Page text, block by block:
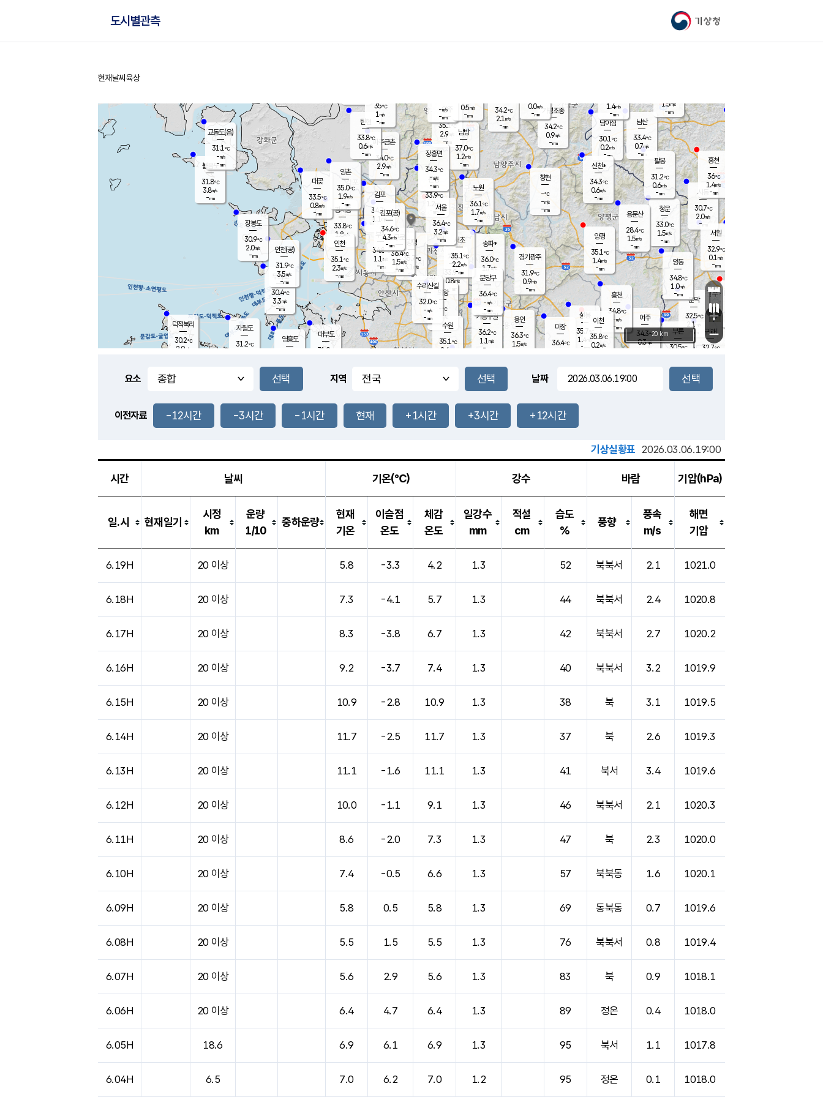
기상청
도시별관측
홈
현재날씨 육상
풍도
4.7m/s
문막
32.5℃
2.1m/s
mm
남이섬
30.1℃
0.2m/s
-mm
무의도
30.4℃
3.3m/s
-mm
영흥도
볼음도
31.8℃
3.8m/s
-mm
자월도
31.2℃
양주
35.1℃
2.9
-mm
부론
30.5℃
과천
33.9℃
0.8m/s
- mm
남산
33.4℃
0.7m/s
-mm
장봉도
30.9℃
2.0m/s
-mm
-mm
청운
33.0℃
1.5m/s
-mm
팔봉
31.2℃
0.6m/s
-mm
-mm
용인
36.3℃
1.5m/s
여주
34.3℃
0.3m/s
양동
34.8℃
1.0m/s
-mm
경기광주
31.9℃
0.9m/s
-mm
장호원
1.4m/s
-mm
32.8
℃
대부도
31.0
-
경서동
33.8℃
1.8 m/s
-mm
파주금촌
34.0℃
2.9m/s
-mm
가평조종
34.2℃
0.9m/s
-mm
34.2℃
2.1 m/s
-mm
대곶
33.5℃
0.8m/s
-mm
신천*
34.3℃
0.6m/s
-mm
창현
-℃
-m/s
-mm
탄현
33.8℃
0.6m/s
-mm
0.0m/s
-mm
37.3℃
0.2m/s
-mm
흥천
34.8℃
-m/s
-mm
마장
36.4℃
의왕
- ℃
m/s
mm
김포
34.7℃
1.1 m/s
mm
설봉
35.7
1.4 m/s
- mm
광명
35.7 ℃
3.1 m/s
-mm
부천
34.8℃
1.1 m/s
-mm
-mm
양촌
35.0℃
1.9m/s
-mm
구로
36.4℃
1.5m/s
-mm
은평
33.9℃
1.2 m/s
- mm
노원
36.1℃
1.7m/s
-mm
송파*
36.0℃
1.7m/s
-mm
서초
35.1℃
2.2m/s
-mm
남방
37.0℃
1.2m/s
-mm
기흥구갈
36.2℃
1.1 m/s
-
수리산길
32.0℃
-m/s
-mm
분당구
36.4℃
-m/s
-mm
장흥면
34.3℃
-m/s
-mm
-m/s
-mm
시동
30.7℃
2.0m/s
- mm
귀래
32.7℃
서원
32.9℃
0.1 m/s
-mm
용문산
28.4℃
1.5m/s
-mm
덕적북리
30.2℃
2.0m/s
인천(공)
31.9℃
3.5m/s
-mm
김포(공)
34.6℃
4.3m/s
-mm
교동도(음)
31.1℃
-m/s
-mm
홍천
36℃
1.4m/s
-mm
이천
35.8℃
0.2m/s
양평
35.1℃
1.4m/s
-mm
수원
35.1℃
2.6 m/s
인천
35.1℃
2.3m/s
-mm
서울
36.4℃
3.2m/s
-mm
1.5m/s
-mm
35℃
1 m/s
-mm
0.5m/s
-mm
+
−
20 km
요소 지역 날짜
이전자료 -12시간 -3시간 -1시간 현재 +1시간 +3시간 +12시간
기상실황표 2026.03.06.19:00
시간 날씨 기온(℃) 강수 바람 기압(hPa)
일.시 현재일기
시정
km
운량
1/10
중하운량
현재
기온
이슬점
온도
체감
온도
일강수
mm
적설
cm
습도
%
풍향
풍속
m/s
해면
기압
6.19H 20 이상 5.8 -3.3 4.2 1.3 52 북북서 2.1 1021.0
6.18H 20 이상 7.3 -4.1 5.7 1.3 44 북북서 2.4 1020.8
6.17H 20 이상 8.3 -3.8 6.7 1.3 42 북북서 2.7 1020.2
6.16H 20 이상 9.2 -3.7 7.4 1.3 40 북북서 3.2 1019.9
6.15H 20 이상 10.9 -2.8 10.9 1.3 38 북 3.1 1019.5
6.14H 20 이상 11.7 -2.5 11.7 1.3 37 북 2.6 1019.3
6.13H 20 이상 11.1 -1.6 11.1 1.3 41 북서 3.4 1019.6
6.12H 20 이상 10.0 -1.1 9.1 1.3 46 북북서 2.1 1020.3
6.11H 20 이상 8.6 -2.0 7.3 1.3 47 북 2.3 1020.0
6.10H 20 이상 7.4 -0.5 6.6 1.3 57 북북동 1.6 1020.1
6.09H 20 이상 5.8 0.5 5.8 1.3 69 동북동 0.7 1019.6
6.08H 20 이상 5.5 1.5 5.5 1.3 76 북북서 0.8 1019.4
6.07H 20 이상 5.6 2.9 5.6 1.3 83 북 0.9 1018.1
6.06H 20 이상 6.4 4.7 6.4 1.3 89 정온 0.4 1018.0
6.05H 18.6 6.9 6.1 6.9 1.3 95 북서 1.1 1017.8
6.04H 6.5 7.0 6.2 7.0 1.2 95 정온 0.1 1018.0